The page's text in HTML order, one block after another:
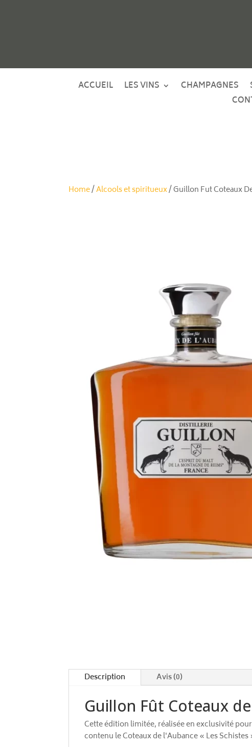
ACCUEIL LES VINS CHAMPAGNES
Home/Alcools et spiritueux/ Guillon Fut Coteaux
Description Avis (0)
Guillon Fût Coteaux
Cette édition limitée, réalisée en exclusivité
contenu le Coteaux de l'Aubance « Les